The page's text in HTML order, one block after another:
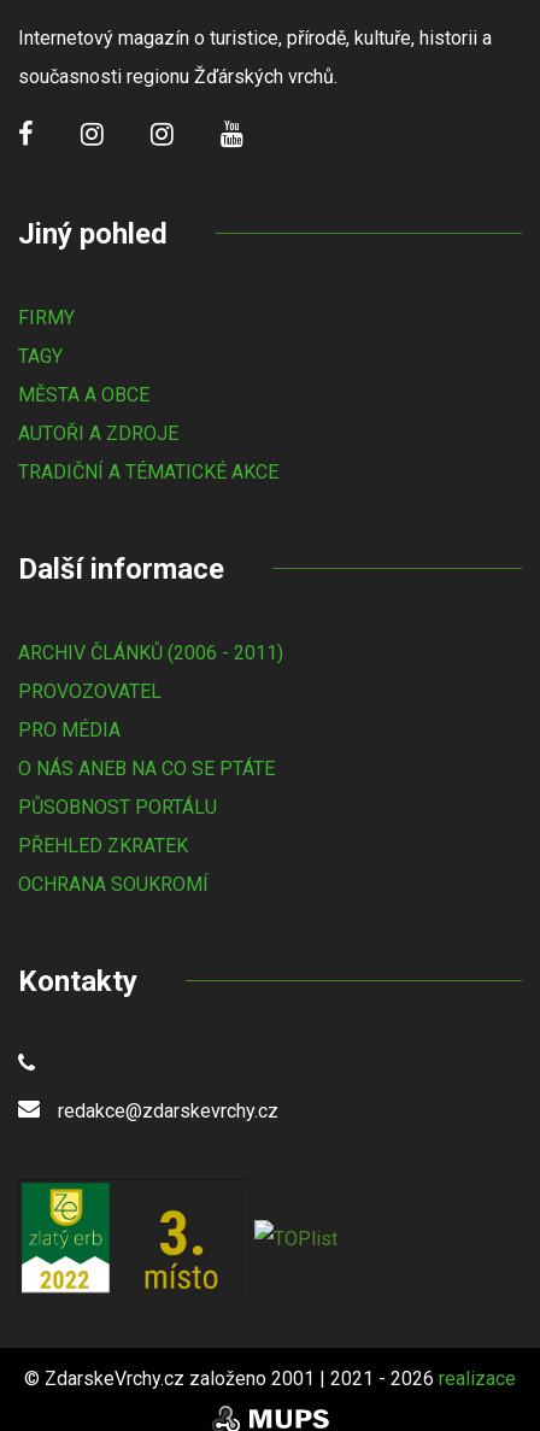
Internetový magazín o turistice, přírodě, kultuře, historii a
současnosti regionu Žďárských vrchů.
Jiný pohled
FIRMY
TAGY
MĚSTA A OBCE
AUTOŘI A ZDROJE
TRADIČNÍ A TÉMATICKÉ AKCE
Další informace
ARCHIV ČLÁNKŮ (2006 - 2011)
PROVOZOVATEL
PRO MÉDIA
O NÁS ANEB NA CO SE PTÁTE
PŮSOBNOST PORTÁLU
PŘEHLED ZKRATEK
OCHRANA SOUKROMÍ
Kontakty
redakce@zdarskevrchy.cz
© ZdarskeVrchy.cz založeno 2001 | 2021 - 2026 realizace